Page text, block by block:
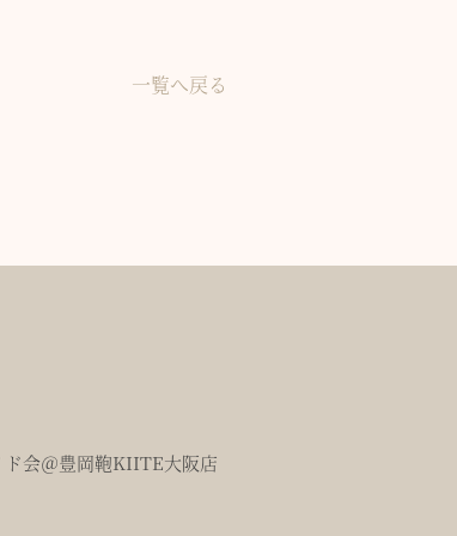
一覧へ戻る
会＠豊岡鞄KIITE大阪店